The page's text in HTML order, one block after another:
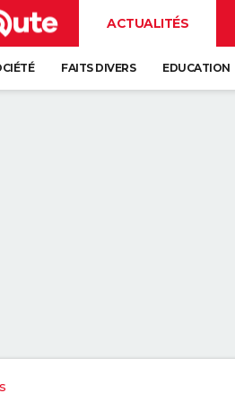
ACTUALITÉS
FAITS DIVERS EDUCATION